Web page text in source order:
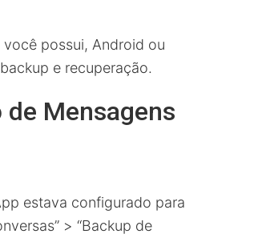
possui, Android ou
e recuperação.
de Mensagens
estava configurado para
> “Backup de